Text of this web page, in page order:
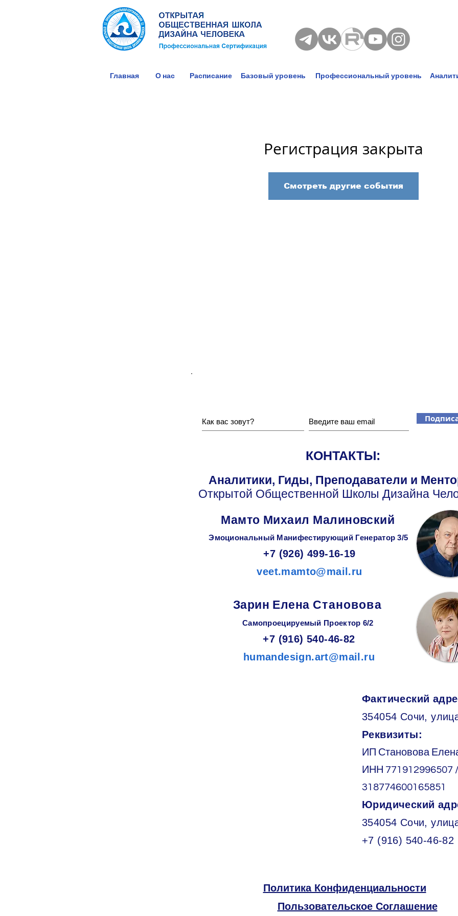
Главная О нас Расписание Базовый уровень Профессиональный уровень
Регистрация закрыта
Смотреть другие события
КОНТАКТЫ:
Аналитики, Гиды, Преподаватели и
Открытой Общественной Школы Дизайна
Мамто Михаил Малиновский
Эмоциональный МанифестирующийГенератор 3/5
+7 (926) 499-16-19
veet.mamto@mail.ru
Зарин Елена Становова
Самопроецируемый Проектор 6/2
+7 (916) 540-46-82
humandesign.art@mail.ru
Фактический
354054 Сочи,
Реквизиты:
ИП Становова
ИНН
318774600165851
Юридический
354054 Сочи,
+7 (916) 540-46-82
Политика Конфиденциальности
Пользовательское Соглашение